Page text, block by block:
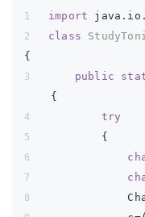
import
class
{
public
{
try
        {